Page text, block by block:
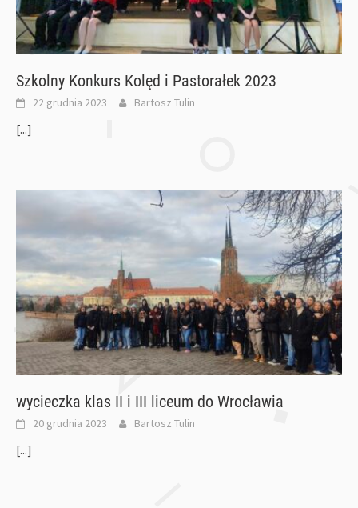
Szkolny Konkurs Kolęd i Pastorałek 2023
22 grudnia 2023 Bartosz Tulin
[...]
wycieczka klas II i III liceum do Wrocławia
20 grudnia 2023 Bartosz Tulin
[...]